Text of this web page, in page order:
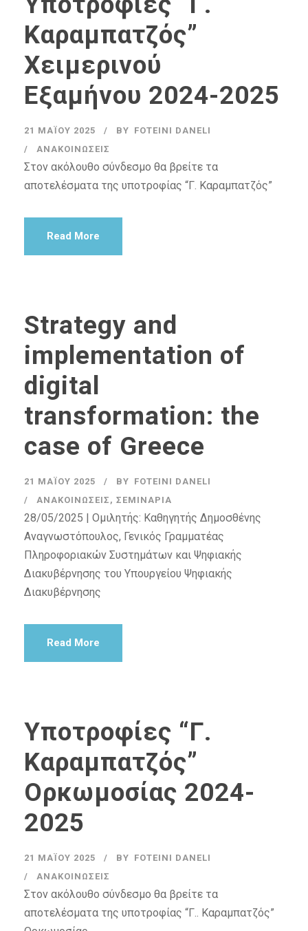
Καραμπατζός”
Χειμερινού
Εξαμήνου 2024-2025
21 ΜΑΪ́ΟΥ 2025 BY FOTEINI DANELI
ΑΝΑΚΟΙΝΏΣΕΙΣ
Στον ακόλουθο σύνδεσμο θα βρείτε τα
αποτελέσματα της υποτροφίας “Γ. Καραμπατζός”
Read More
Strategy and
implementation of
digital
transformation: the
case of Greece
21 ΜΑΪ́ΟΥ 2025 BY FOTEINI DANELI
ΑΝΑΚΟΙΝΏΣΕΙΣ , ΣΕΜΙΝΆΡΙΑ
28/05/2025 | Ομιλητής: Καθηγητής Δημοσθένης
Αναγνωστόπουλος, Γενικός Γραμματέας
Πληροφοριακών Συστημάτων και Ψηφιακής
Διακυβέρνησης του Υπουργείου Ψηφιακής
Διακυβέρνησης
Read More
Υποτροφίες “Γ.
Καραμπατζός”
Ορκωμοσίας 2024-
2025
21 ΜΑΪ́ΟΥ 2025 BY FOTEINI DANELI
ΑΝΑΚΟΙΝΏΣΕΙΣ
Στον ακόλουθο σύνδεσμο θα βρείτε τα
αποτελέσματα της υποτροφίας “Γ.. Καραμπατζός”